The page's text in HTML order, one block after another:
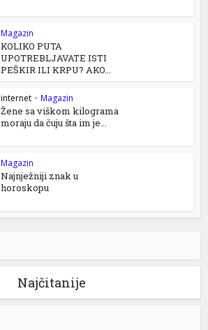
Magazin
KOLIKO PUTA
UPOTREBLJAVATE ISTI
PEŠKIR ILI KRPU? AKO...
internet • Magazin
Žene sa viškom kilograma
moraju da čuju šta im je...
Magazin
Najnježniji znak u
horoskopu
Najčitanije